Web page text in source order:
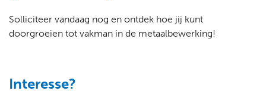
Solliciteer vandaag nog en ontdek hoe jij kunt
doorgroeien tot vakman in de metaalbewerking!
Interesse?